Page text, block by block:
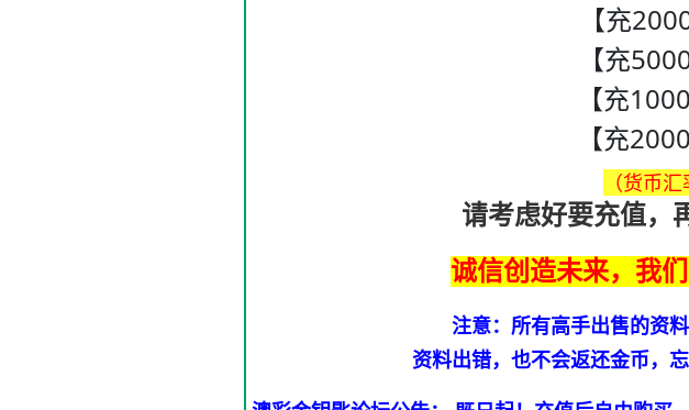
【充
【充
【充
【充
（货币
请考虑好要充值，
诚信创造未来，我
注意：所有高手出售的资
资料出错，也不会返还金币，